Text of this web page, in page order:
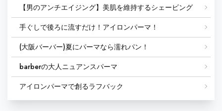
【男のアンチエイジング】美肌を維持するシェービング
手ぐしで後ろに流すだけ！アイロンパーマ！
(大阪バーバー)夏にパーマなら濡れパン！
barberの大人ニュアンスパーマ
アイロンパーマで創るラフバック